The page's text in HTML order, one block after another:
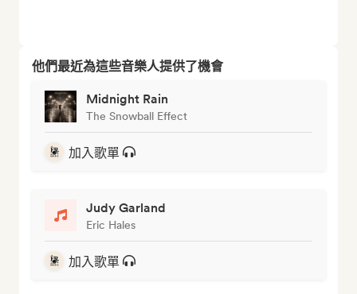
他們最近為這些音樂人提供了機會
Midnight Rain
The Snowball Effect
加入歌單
Judy Garland
Eric Hales
加入歌單